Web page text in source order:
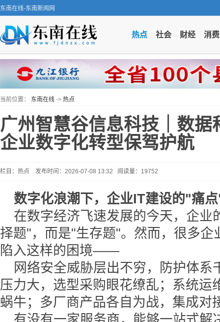
东南在线-东南新闻网
热点 社会 财经 消费
当前位置： 东南在线 -> 热点
广州智慧谷信息科技｜数据
企业数字化转型保驾护航
栏目：热点 发布时间：2026-07-08 13:32 阅读量：19752
数字化浪潮下，企业IT建设的"痛
在数字经济飞速发展的今天，企业
择题"，而是"生存题"。然而，很多
陷入这样的困境——
网络安全威胁层出不穷，防护体系
压力大，选型采购眼花缭乱；系统运
蜗牛；多厂商产品各自为战，集成